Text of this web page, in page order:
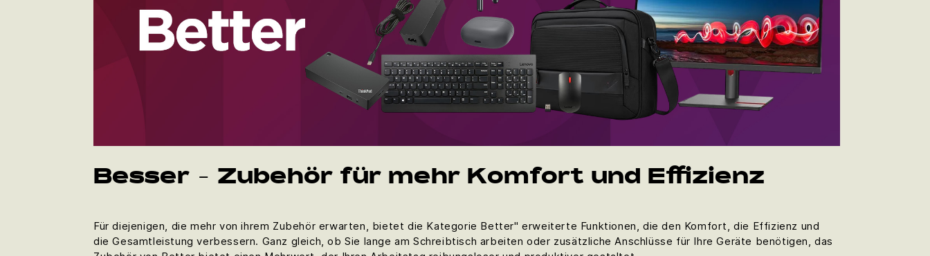
Besser - Zubehör für mehr Komfort und Effizienz
Für diejenigen, die mehr von ihrem Zubehör erwarten, bietet die Kategorie Better" erweiterte Funktionen, die den Komfort, die Effizienz und
die Gesamtleistung verbessern. Ganz gleich, ob Sie lange am Schreibtisch arbeiten oder zusätzliche Anschlüsse für Ihre Geräte benötigen, das